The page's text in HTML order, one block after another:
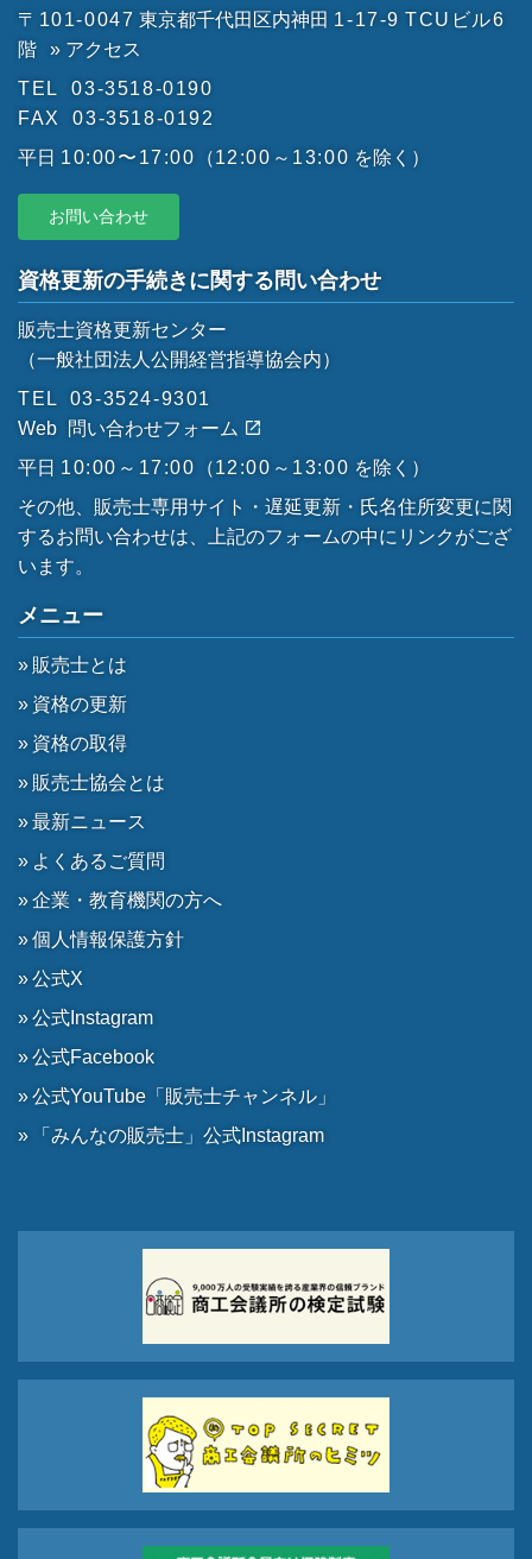
〒101-0047 東京都千代田区内神田 1-17-9 TCUビル6
階
» アクセス
TEL
03-3518-0190
FAX
03-3518-0192
平日 10:00〜17:00 （12:00～13:00 を除く）
お問い合わせ
資格更新の手続きに関する問い合わせ
販売士資格更新センター
（一般社団法人公開経営指導協会内）
TEL
03-3524-9301
Web
問い合わせフォーム
平日 10:00～17:00 （12:00～13:00 を除く）
その他、販売士専用サイト・遅延更新・氏名住所変更に関
するお問い合わせは、上記のフォームの中にリンクがござ
います。
メニュー
販売士とは
資格の更新
資格の取得
販売士協会とは
最新ニュース
よくあるご質問
企業・教育機関の方へ
個人情報保護方針
公式X
公式Instagram
公式Facebook
公式YouTube「販売士チャンネル」
「みんなの販売士」公式Instagram